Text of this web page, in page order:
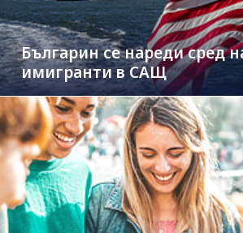
Българин се нареди сред
имигранти в САЩ